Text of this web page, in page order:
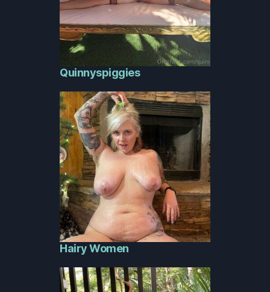
Quinnyspiggies
Hairy Women